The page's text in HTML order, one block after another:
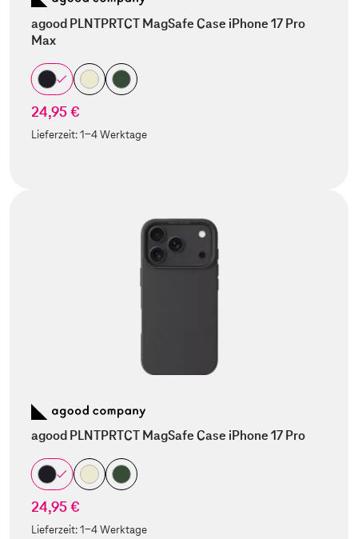
agood PLNTPRTCT MagSafe Case iPhone 17 Pro
Max
24,95 €
Lieferzeit:1-4 Werktage
agood PLNTPRTCT MagSafe Case iPhone 17 Pro
24,95 €
Lieferzeit:1-4 Werktage